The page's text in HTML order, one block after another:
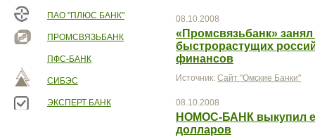
ПАО "ПЛЮС БАНК"
ПРОМСВЯЗЬБАНК
ПФС-БАНК
СИБЭС
ЭКСПЕРТ БАНК
08.10.2008
«Промсвязьбанк»
быстрорастущих
финансов
Источник: Сайт "Омские Банки"
08.10.2008
НОМОС-БАНК выкупил
долларов